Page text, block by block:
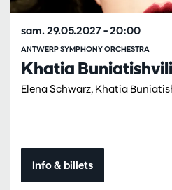
Khatia
Elena Schwarz, Khatia
ANTWERP SYMPHONY ORCHESTRA
sam. 29.05.2027– 20:00
Info & billets